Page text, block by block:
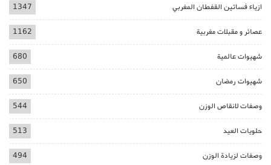
ازياء فساتين القفطان المغربي 1347
عصائر و مقبلات مغربية 1162
شهيوات عالمية 680
شهيوات رمضان 650
وصفات لانقاص الوزن 544
حلويات العيد 513
وصفات لزيادة الوزن 494